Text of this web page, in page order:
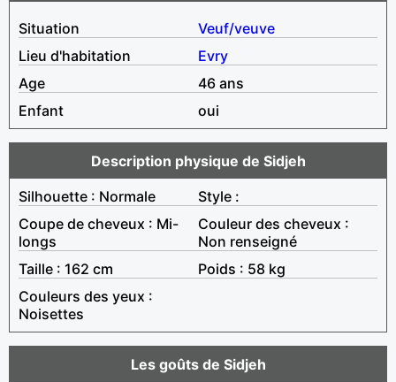
Situation
Veuf/veuve
Lieu d'habitation
Evry
Age
46 ans
Enfant
oui
Description physique de Sidjeh
Silhouette : Normale
Style :
Coupe de cheveux : Mi-
longs
Couleur des cheveux :
Non renseigné
Taille : 162 cm
Poids : 58 kg
Couleurs des yeux :
Noisettes
Les goûts de Sidjeh